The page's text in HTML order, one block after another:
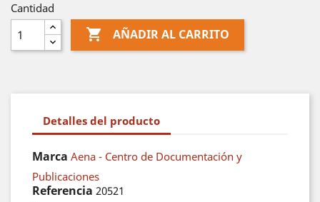
Cantidad
 AÑADIR AL CARRITO
Detalles del producto
Marca Aena - Centro de Documentación y
Publicaciones
Referencia 20521